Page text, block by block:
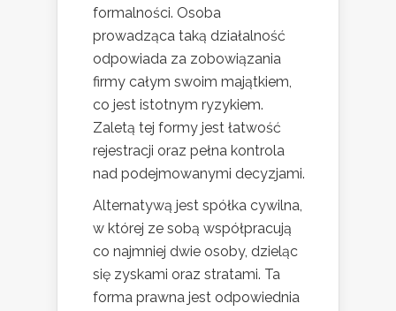
formalności. Osoba
prowadząca taką działalność
odpowiada za zobowiązania
firmy całym swoim majątkiem,
co jest istotnym ryzykiem.
Zaletą tej formy jest łatwość
rejestracji oraz pełna kontrola
nad podejmowanymi decyzjami.
Alternatywą jest spółka cywilna,
w której ze sobą współpracują
co najmniej dwie osoby, dzieląc
się zyskami oraz stratami. Ta
forma prawna jest odpowiednia